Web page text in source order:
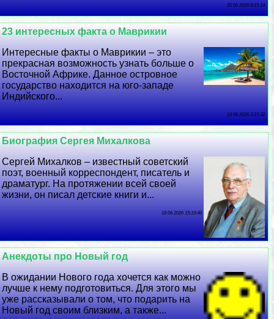
20 06 2026 8:15:14
23 интересных факта о Маврикии
Интересные факты о Маврикии – это
прекрасная возможность узнать больше о
Восточной Африке. Данное островное
государство находится на юго-западе
Индийского...
19 06 2026 3:15:32
Биография Сергея Михалкова
Сергeй Михалков – известный советский
поэт, военный корреспондент, писатель и
драматург. На протяжении всей своей
жизни, он писал детские книги и...
18 06 2026 15:19:46
Анекдоты про Новый год
В ожидании Нового года хочется как можно
лучше к нему подготовиться. Для этого мы
уже рассказывали о том, что подарить на
Новый год своим близким, а также...